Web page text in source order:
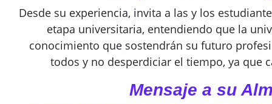
Desde su experiencia, invita a las y los
etapa universitaria, entendiendo que la
conocimiento que sostendrán su futuro
todos y no desperdiciar el tiempo, ya que
Mensaje a su